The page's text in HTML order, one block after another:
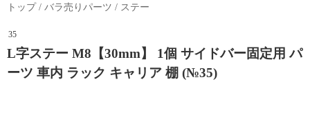
トップ/ バラ売りパーツ / ステー
35
L字ステー M8【30mm】 1個 サイドバー固定用 パ
ーツ 車内 ラック キャリア 棚 (№35)